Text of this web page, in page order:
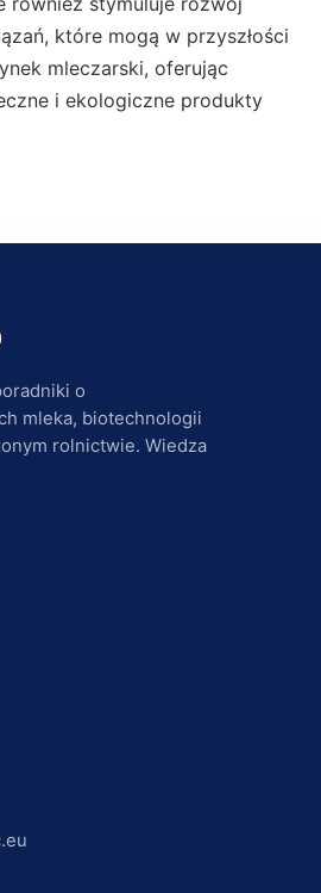
które mogą w przyszłości
mleczarski, oferując
i ekologiczne produkty
o
mleka, biotechnologii
rolnictwie. Wiedza